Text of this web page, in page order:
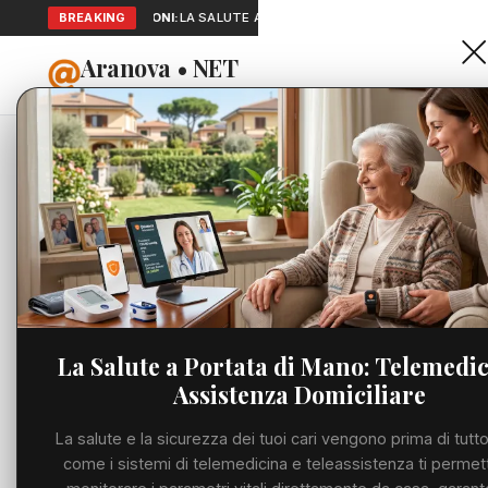
BREAKING
SEGNALAZIONI: LA SALUTE A PORTATA DI MANO: TELEMEDICINA E
Aranova • NET
PORTALE UTILE AL TERRITORIO
Home
Cronaca
Viabilità
Utilità
Meteo
Eventi
La Salute a Portata di Mano:
Assistenza Domiciliare
La salute e la sicurezza dei tuoi cari vengono prima di
come i sistemi di telemedicina e teleassistenza ti
Precedente